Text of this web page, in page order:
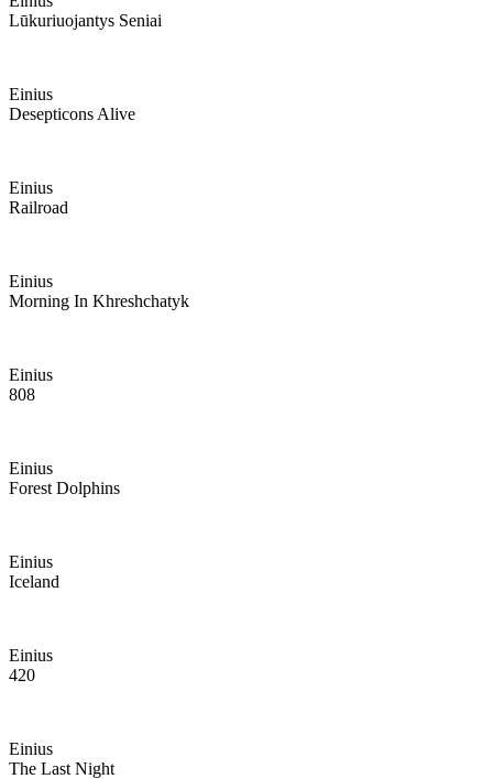
Lūkuriuojantys Seniai
Einius
Desepticons Alive
Einius
Railroad
Einius
Morning In Khreshchatyk
Einius
808
Einius
Forest Dolphins
Einius
Iceland
Einius
420
Einius
The Last Night